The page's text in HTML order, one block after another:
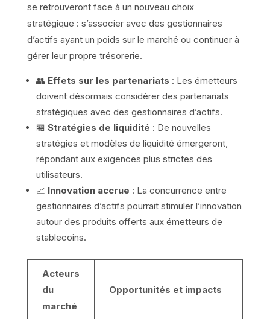
se retrouveront face à un nouveau choix
stratégique : s’associer avec des gestionnaires
d’actifs ayant un poids sur le marché ou continuer à
gérer leur propre trésorerie.
👥 Effets sur les partenariats : Les émetteurs
doivent désormais considérer des partenariats
stratégiques avec des gestionnaires d’actifs.
🏪 Stratégies de liquidité : De nouvelles
stratégies et modèles de liquidité émergeront,
répondant aux exigences plus strictes des
utilisateurs.
📈 Innovation accrue : La concurrence entre
gestionnaires d’actifs pourrait stimuler l’innovation
autour des produits offerts aux émetteurs de
stablecoins.
Acteurs
du
marché
Opportunités et impacts